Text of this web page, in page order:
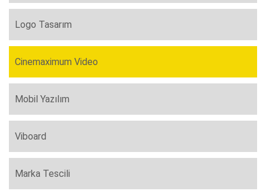
Logo Tasarım
Cinemaximum Video
Mobil Yazılım
Viboard
Marka Tescili